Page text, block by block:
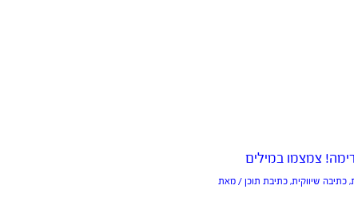
צמצמו במילים
, כתיבה שיווקית, כתיבת תוכן/ מאת